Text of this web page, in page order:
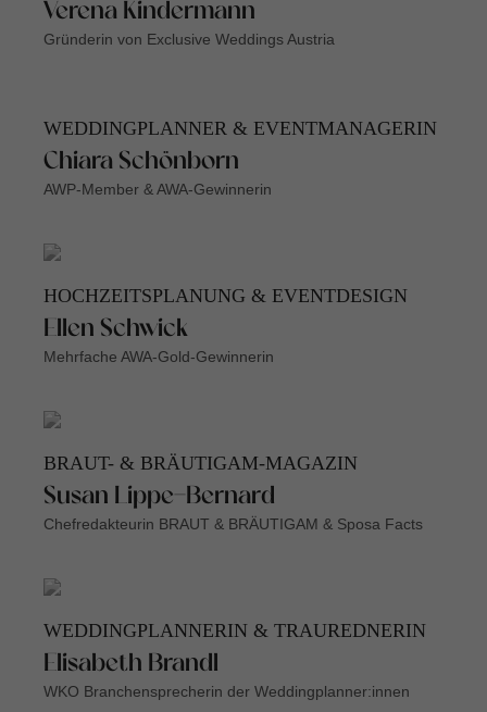
Verena Kindermann
Gründerin von Exclusive Weddings Austria
WEDDINGPLANNER & EVENTMANAGERIN
Chiara Schönborn
AWP-Member & AWA-Gewinnerin
HOCHZEITSPLANUNG & EVENTDESIGN
Ellen Schwick
Mehrfache AWA-Gold-Gewinnerin
BRAUT- & BRÄUTIGAM-MAGAZIN
Susan Lippe-Bernard
Chefredakteurin BRAUT & BRÄUTIGAM & Sposa Facts
WEDDINGPLANNERIN & TRAUREDNERIN
Elisabeth Brandl
WKO Branchensprecherin der Weddingplanner:innen